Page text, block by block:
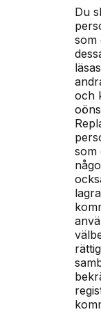
Du
som
och
som